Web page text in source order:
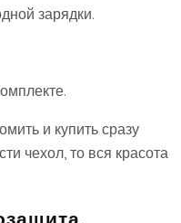
зарядки.
и купить сразу
чехол, то вся красота